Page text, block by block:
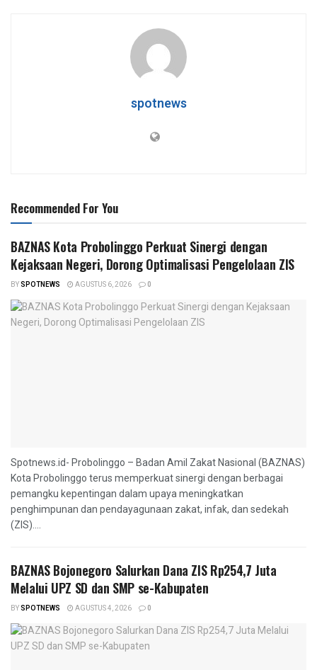
spotnews
Recommended For You
BAZNAS Kota Probolinggo Perkuat Sinergi dengan
Kejaksaan Negeri, Dorong Optimalisasi Pengelolaan ZIS
BYSPOTNEWS AGUSTUS 6, 2026 0
Spotnews.id- Probolinggo – Badan Amil Zakat Nasional (BAZNAS)
Kota Probolinggo terus memperkuat sinergi dengan berbagai
pemangku kepentingan dalam upaya meningkatkan
penghimpunan dan pendayagunaan zakat, infak, dan sedekah
(ZIS)....
BAZNAS Bojonegoro Salurkan Dana ZIS Rp254,7 Juta
Melalui UPZ SD dan SMP se-Kabupaten
BYSPOTNEWS AGUSTUS 4, 2026 0